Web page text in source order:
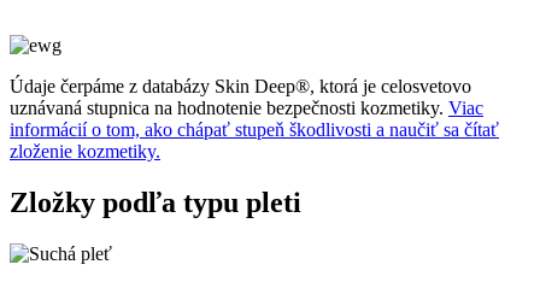
Údaje čerpáme z databázy Skin Deep®, ktorá je celosvetovo
uznávaná stupnica na hodnotenie bezpečnosti kozmetiky. Viac
informácií o tom, ako chápať stupeň škodlivosti a naučiť sa čítať
zloženie kozmetiky.
Zložky podľa typu pleti